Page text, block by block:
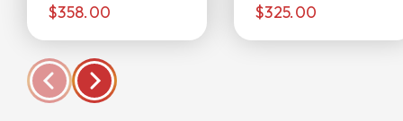
$358.00
侖)
$325.00